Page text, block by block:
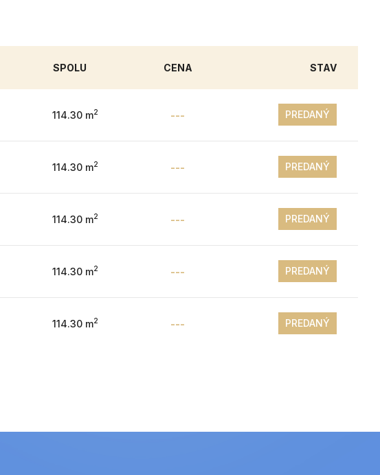
SPOLU CENA STAV
114.30 m2 --- PREDANÝ
114.30 m2 --- PREDANÝ
114.30 m2 --- PREDANÝ
114.30 m2 --- PREDANÝ
114.30 m2 --- PREDANÝ